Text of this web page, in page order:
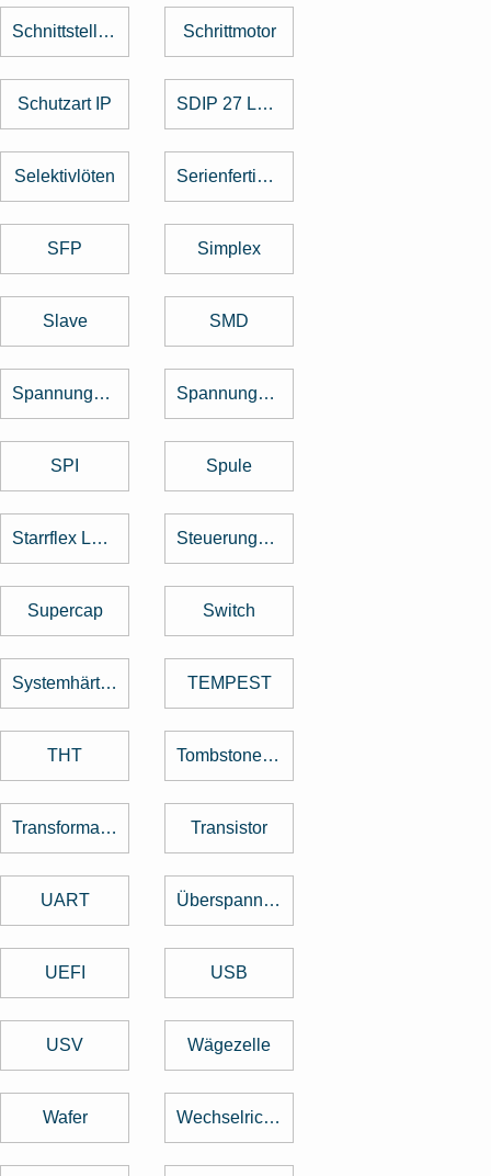
Schnittstellenkarte Schrittmotor
Schutzart IP SDIP 27 Level
Selektivlöten Serienfertigung
SFP Simplex
Slave SMD
Spannungsregler Spannungswandler
SPI Spule
Starrflex Leiterplatten Steuerungstechnik
Supercap Switch
Systemhärtung TEMPEST
THT Tombstone Effekt
Transformator Transistor
UART Überspannungsschutz
UEFI USB
USV Wägezelle
Wafer Wechselrichter